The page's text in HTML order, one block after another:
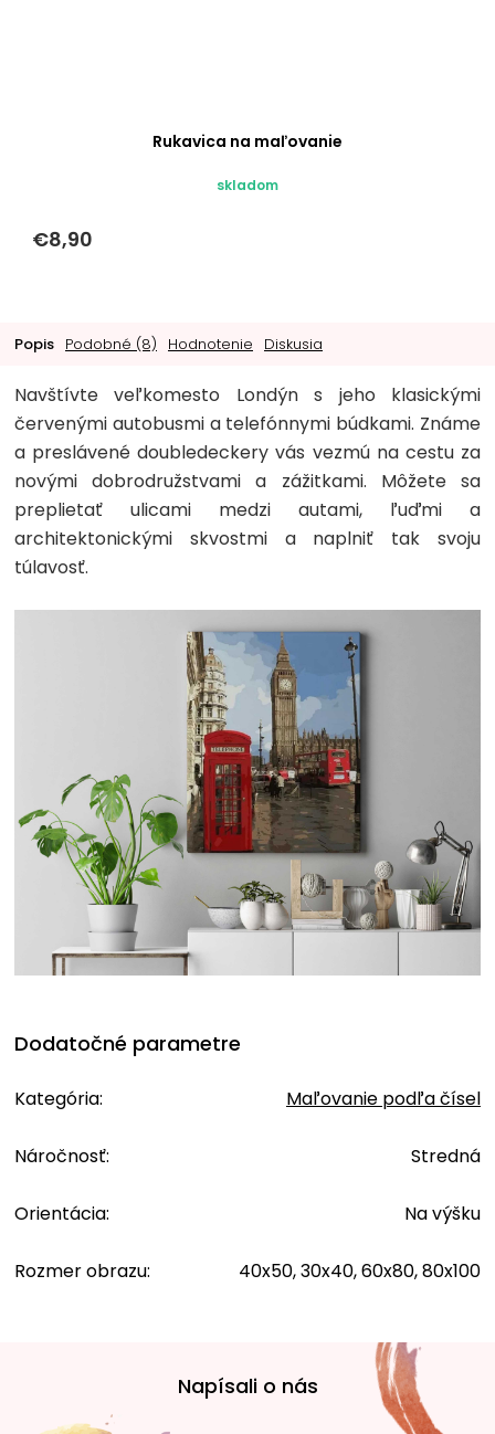
Rukavica na maľovanie
skladom
€8,90
Popis Podobné (8) Hodnotenie Diskusia
Navštívte veľkomesto Londýn s jeho klasickými
červenými autobusmi a telefónnymi búdkami. Známe
a preslávené doubledeckery vás vezmú na cestu za
novými dobrodružstvami a zážitkami. Môžete sa
preplietať ulicami medzi autami, ľuďmi a
architektonickými skvostmi a naplniť tak svoju
túlavosť.
Dodatočné parametre
Kategória: Maľovanie podľa čísel
Náročnosť: Stredná
Orientácia: Na výšku
Rozmer obrazu: 40x50, 30x40, 60x80, 80x100
Napísali o nás